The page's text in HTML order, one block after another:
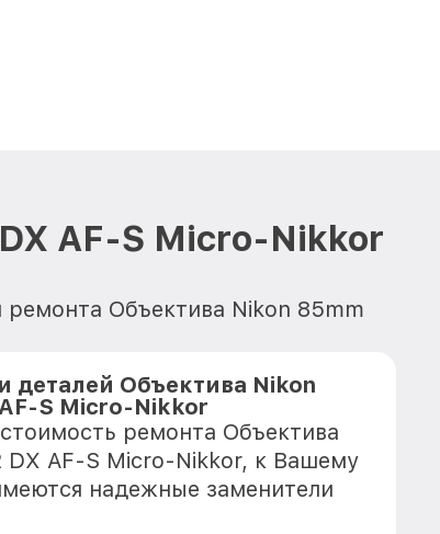
AF-S Micro-Nikkor
Объектива Nikon 85mm
Объектива Nikon
AF-S Micro-Nikkor
ремонта Объектива
DX AF-S Micro-Nikkor, к Вашему
надежные заменители